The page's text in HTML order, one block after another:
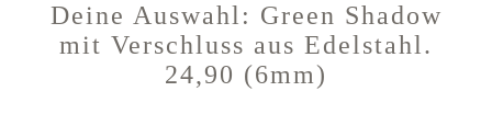
Deine Auswahl: Green Shadow
mit Verschluss aus Edelstahl.
24,90 (6mm)